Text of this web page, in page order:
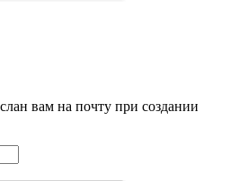
вам на почту при создании